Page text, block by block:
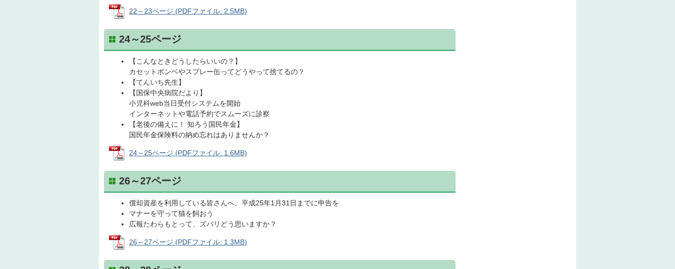
22～23ページ (PDFファイル: 2.5MB)
24～25ページ
【こんなときどうしたらいいの？】
カセットボンベやスプレー缶ってどうやって捨てるの？
【てんいち先生】
【国保中央病院だより】
小児科web当日受付システムを開始
インターネットや電話予約でスムーズに診察
【老後の備えに！ 知ろう国民年金】
国民年金保険料の納め忘れはありませんか？
24～25ページ (PDFファイル: 1.6MB)
26～27ページ
償却資産を利用している皆さんへ。平成25年1月31日までに申告を
マナーを守って猫を飼おう
広報たわらもとって、ズバリどう思いますか？
26～27ページ (PDFファイル: 1.3MB)